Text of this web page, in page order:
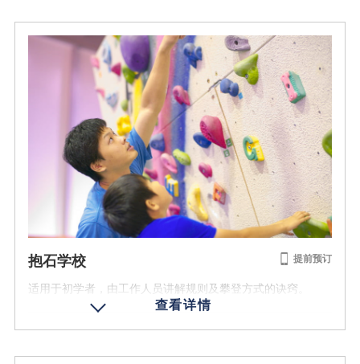
抱石学校 提前预订
适用于初学者，由工作人员讲解规则及攀登方式的诀窍。
2026/4/29 - 2026/10/25